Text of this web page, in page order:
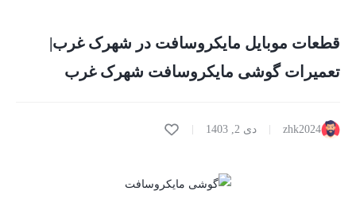
قطعات موبایل مایکروسافت در شهرک غرب|
تعمیرات گوشی مایکروسافت شهرک غرب
zhk2024 دی 2, 1403